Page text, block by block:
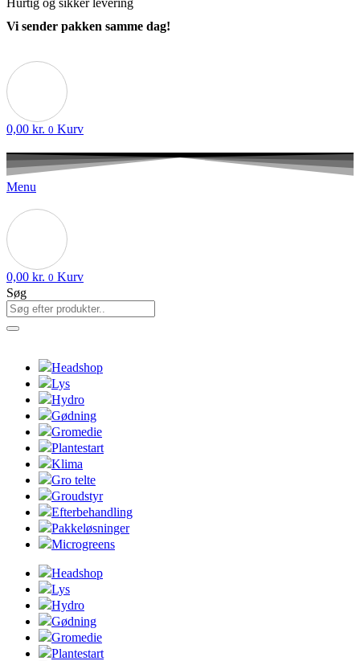
Hurtig og sikker levering
Vi sender pakken samme dag!
0,00 kr. 0 Kurv
Menu
0,00 kr. 0 Kurv
Søg
Headshop
Lys
Hydro
Gødning
Gromedie
Plantestart
Klima
Gro telte
Groudstyr
Efterbehandling
Pakkeløsninger
Microgreens
Headshop
Lys
Hydro
Gødning
Gromedie
Plantestart